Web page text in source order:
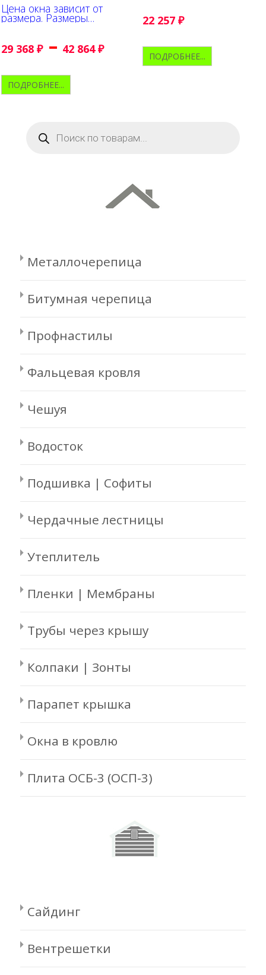
Цена окна зависит от
размера. Размеры
указаны в сантиметрах
29 368 ₽ – 42 864₽
ПОДРОБНЕЕ...
22 257 ₽
ПОДРОБНЕЕ...
товаров
Металлочерепица
Битумная черепица
Профнастилы
Фальцевая кровля
Чешуя
Водосток
Подшивка | Софиты
Чердачные лестницы
Утеплитель
Пленки | Мембраны
Трубы через крышу
Колпаки | Зонты
Парапет крышка
Окна в кровлю
Плита ОСБ-3 (ОСП-3)
Сайдинг
Вентрешетки